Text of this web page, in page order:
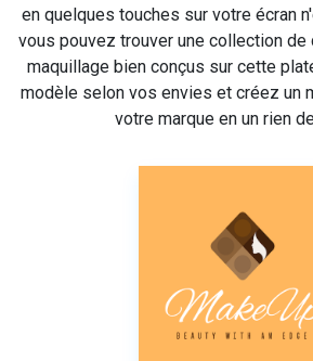
en quelques touches sur votre écran
vous pouvez trouver une collection
maquillage bien conçus sur cette
modèle selon vos envies et créez un
votre marque en un rien